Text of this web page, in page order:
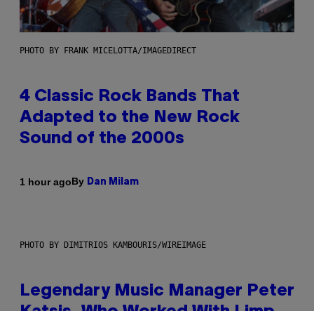
PHOTO BY FRANK MICELOTTA/IMAGEDIRECT
4 Classic Rock Bands That
Adapted to the New Rock
Sound of the 2000s
1 hour agoBy Dan Milam
PHOTO BY DIMITRIOS KAMBOURIS/WIREIMAGE
Legendary Music Manager Peter